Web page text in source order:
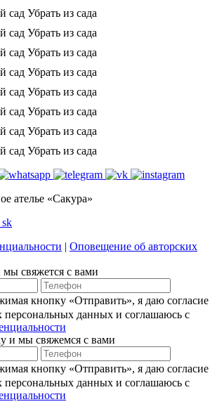
сад Убрать из сада
сад Убрать из сада
сад Убрать из сада
сад Убрать из сада
сад Убрать из сада
сад Убрать из сада
сад Убрать из сада
сад Убрать из сада
ателье «Сакура»
| Оповещение об авторских
мы свяжется с вами
кнопку «Отправить», я даю согласие
персональных данных и соглашаюсь с
и мы свяжемся с вами
кнопку «Отправить», я даю согласие
персональных данных и соглашаюсь с